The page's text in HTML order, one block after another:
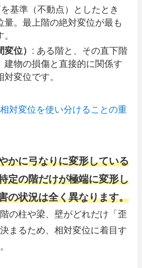
基準（不動点）としたとき
量。最上階の絶対変位が最も
位） : ある階と、その直下階
建物の損傷と直接的に関係す
変位です。
対変位を使い分けることの重
かに弓なりに変形している
定の階だけが極端に変形し
の状況は全く異なります。
の柱や梁、壁がどれだけ「歪
まるため、相対変位に着目す